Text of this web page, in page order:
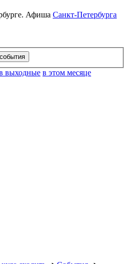
Афиша Санкт-Петербурга
выходные в этом месяце